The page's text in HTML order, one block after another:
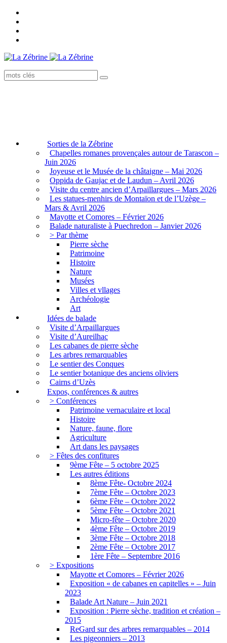
Sorties de la Zébrine
Chapelles romanes provençales autour de Tarascon –
Juin 2026
Joyeuse et le Musée de la châtaigne – Mai 2026
Oppida de Gaujac et de Laudun – Avril 2026
Visite du centre ancien d’Arpaillargues – Mars 2026
Les statues-menhirs de Montaïon et de l’Uzège –
Mars & Avril 2026
Mayotte et Comores – Février 2026
Balade naturaliste à Puechredon – Janvier 2026
> Par thème
Pierre sèche
Patrimoine
Histoire
Nature
Musées
Villes et vllages
Archéologie
Art
Idées de balade
Visite d’Arpaillargues
Visite d’Aureilhac
Les cabanes de pierre sèche
Les arbres remarquables
Le sentier des Conques
Le sentier botanique des anciens oliviers
Cairns d’Uzès
Expos, conférences & autres
> Conférences
Patrimoine vernaculaire et local
Histoire
Nature, faune, flore
Agriculture
Art dans les paysages
> Fêtes des confitures
9ème Fête – 5 octobre 2025
Les autres éditions
8ème Fête- Octobre 2024
7ème Fête – Octobre 2023
6ème Fête – Octobre 2022
5ème Fête – Octobre 2021
Micro-fête – Octobre 2020
4ème Fête – Octobre 2019
3ème Fête – Octobre 2018
2ème Fête – Octobre 2017
1ère Fête – Septembre 2016
> Expositions
Mayotte et Comores – Février 2026
Exposition « de cabanes en capitelles » – Juin
2023
Balade Art Nature – Juin 2021
Exposition : Pierre sèche, tradition et création –
2015
ReGard sur des arbres remarquables – 2014
Les pigeonniers – 2013